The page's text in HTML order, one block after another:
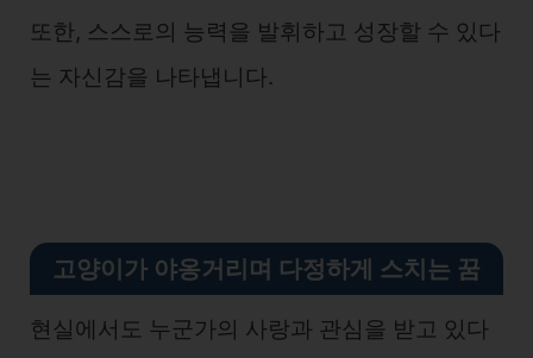
또한, 스스로의 능력을 발휘하고 성장할 수 있다
는 자신감을 나타냅니다.
고양이가 야옹거리며 다정하게 스치는 꿈
현실에서도 누군가의 사랑과 관심을 받고 있다